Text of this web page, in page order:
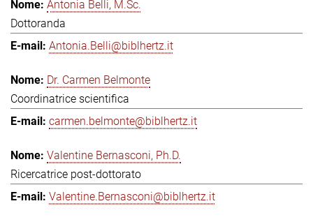
Antonia Belli, M.Sc.
Dottoranda
Antonia.Belli@biblhertz.it
Dr. Carmen Belmonte
Coordinatrice scientifica
carmen.belmonte@biblhertz.it
Valentine Bernasconi, Ph.D.
Ricercatrice post-dottorato
Valentine.Bernasconi@biblhertz.it